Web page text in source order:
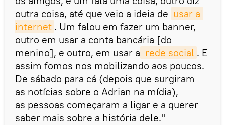
outra coisa, até que veio a ideia de usar a
internet . Um falou em fazer um banner,
outro em usar a conta bancária [do
menino], e outro, em usar a rede social . E
assim fomos nos mobilizando aos poucos.
De sábado para cá (depois que surgiram
as notícias sobre o Adrian na mídia),
as pessoas começaram a ligar e a querer
saber mais sobre a história dele."